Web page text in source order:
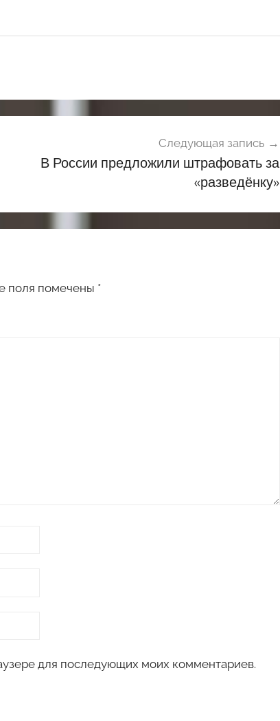
Следующая запись
В России предложили штрафовать за
«разведёнку»
поля помечены *
для последующих моих комментариев.